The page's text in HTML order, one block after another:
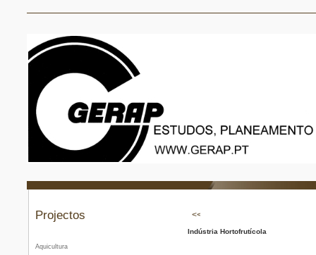
Projectos
Aquicultura
Indústria Hortofrutícola